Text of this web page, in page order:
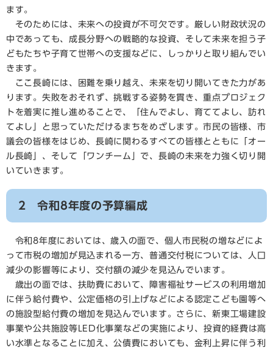
ます。
そのためには、未来への投資が不可欠です。厳しい財政状況の
中であっても、成長分野への戦略的な投資、そして未来を担う子
どもたちや子育て世帯への支援などに、しっかりと取り組んでい
きます。
ここ長崎には、困難を乗り越え、未来を切り開いてきた力があ
ります。失敗をおそれず、挑戦する姿勢を貫き、重点プロジェク
トを着実に推し進めることで、「住んでよし、育ててよし、訪れ
てよし」と思っていただけるまちをめざします。市民の皆様、市
議会の皆様をはじめ、長崎に関わるすべての皆様とともに「オー
ル長崎」、そして「ワンチーム」で、長崎の未来を力強く切り開
いていきます。
2 令和8年度の予算編成
令和8年度においては、歳入の面で、個人市民税の増などによ
って市税の増加が見込まれる一方、普通交付税については、人口
減少の影響等により、交付額の減少を見込んでいます。
歳出の面では、扶助費において、障害福祉サービスの利用増加
に伴う給付費や、公定価格の引上げなどによる認定こども園等へ
の施設型給付費の増加を見込んでいます。さらに、新東工場建設
事業や公共施設等LED化事業などの実施により、投資的経費は高
い水準となることに加え、公債費においても、金利上昇に伴う利